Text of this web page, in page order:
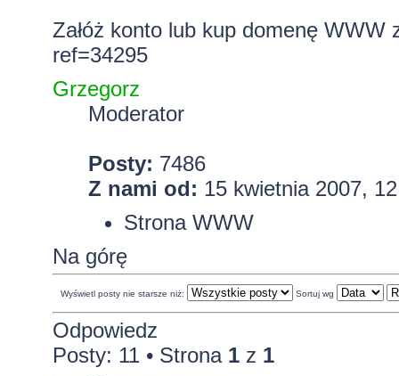
Załóż konto lub kup domenę
ref=34295
Grzegorz
Moderator
Posty: 7486
Z nami od: 15 kwietnia 2007,
Strona WWW
Na górę
Wyświetl posty nie starsze niż: Sortuj wg
Odpowiedz
Posty: 11 • Strona 1z 1